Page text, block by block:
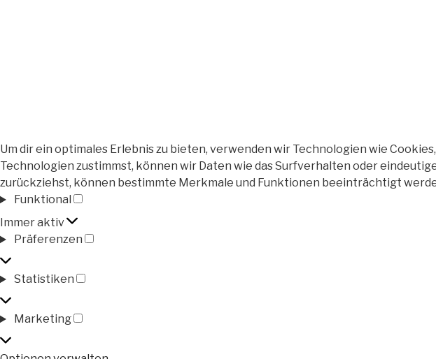
Um dir ein optimales Erlebnis zu bieten, verwenden wir Technologien wie
Technologien zustimmst, können wir Daten wie das Surfverhalten oder
zurückziehst, können bestimmte Merkmale und Funktionen beeinträchtigt
Funktional
Funktional
Immer aktiv
Präferenzen
Präferenzen
Statistiken
Statistiken
Marketing
Marketing